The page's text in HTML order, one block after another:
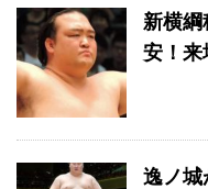
新横綱
安！来
逸ノ城